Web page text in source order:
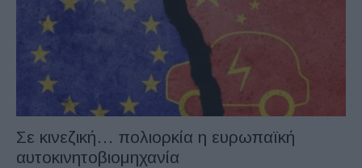
Σε κινεζική… πολιορκία η ευρωπαϊκή
αυτοκινητοβιομηχανία